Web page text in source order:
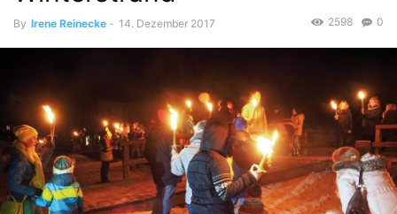
By Irene Reinecke - 14. Dezember 2017 0
2598